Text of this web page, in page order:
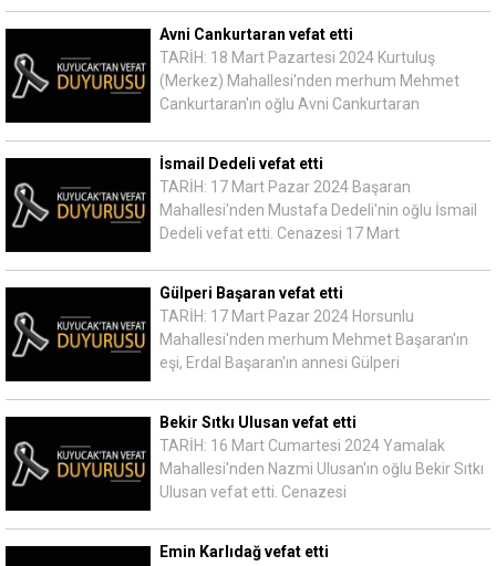
Avni Cankurtaran vefat etti
TARİH: 18 Mart Pazartesi 2024 Kurtuluş
(Merkez) Mahallesi'nden merhum Mehmet
Cankurtaran'ın oğlu Avni Cankurtaran
İsmail Dedeli vefat etti
TARİH: 17 Mart Pazar 2024 Başaran
Mahallesi'nden Mustafa Dedeli'nin oğlu İsmail
Dedeli vefat etti. Cenazesi 17 Mart
Gülperi Başaran vefat etti
TARİH: 17 Mart Pazar 2024 Horsunlu
Mahallesi'nden merhum Mehmet Başaran'ın
eşi, Erdal Başaran'ın annesi Gülperi
Bekir Sıtkı Ulusan vefat etti
TARİH: 16 Mart Cumartesi 2024 Yamalak
Mahallesi'nden Nazmi Ulusan'ın oğlu Bekir Sıtkı
Ulusan vefat etti. Cenazesi
Emin Karlıdağ vefat etti